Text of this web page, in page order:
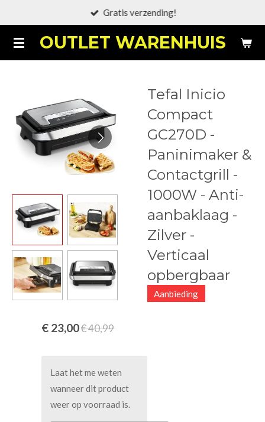
naar
de
OUTLET WARENHUIS
Gratis verzending!
Tefal Inicio
Compact
GC270D -
Paninimaker &
Contactgrill -
1000W - Anti-
aanbaklaag -
Zilver -
Verticaal
opbergbaar
Aanbieding
€ 23,00€ 40,99
Laat het me weten
wanneer dit product
weer op voorraad is.